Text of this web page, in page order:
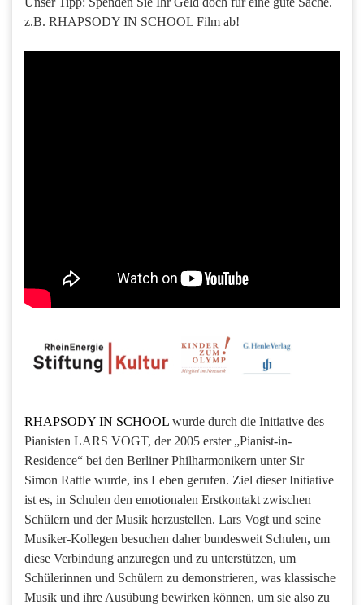
z.B. RHAPSODY IN SCHOOL Film ab!
RHAPSODY IN SCHOOL wurde durch die Initiative des
Pianisten LARS VOGT, der 2005 erster „Pianist-in-
Residence“ bei den Berliner Philharmonikern unter Sir
Simon Rattle wurde, ins Leben gerufen. Ziel dieser Initiative
ist es, in Schulen den emotionalen Erstkontakt zwischen
Schülern und der Musik herzustellen. Lars Vogt und seine
Musiker-Kollegen besuchen daher bundesweit Schulen, um
diese Verbindung anzuregen und zu unterstützen, um
Schülerinnen und Schülern zu demonstrieren, was klassische
Musik und ihre Ausübung bewirken können, um sie also zu